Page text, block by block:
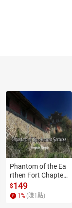
Phantom of the Ea
rthen Fort Chapter
4【有聲書】
$149
1 % (賺1 點)